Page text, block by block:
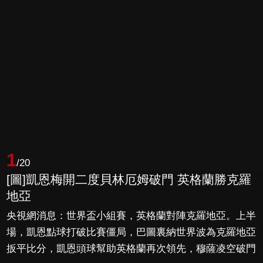
1/20
[圖]凱恩梅開二度貝林厄姆破門 英格蘭勝克羅
地亞
央視網消息：世界盃小組賽，英格蘭對陣克羅地亞。上半
場，凱恩點球打破比賽僵局，巴圖裏納世界波為克羅地亞
扳平比分，凱恩頭球幫助英格蘭再次領先，穆薩凌空破門